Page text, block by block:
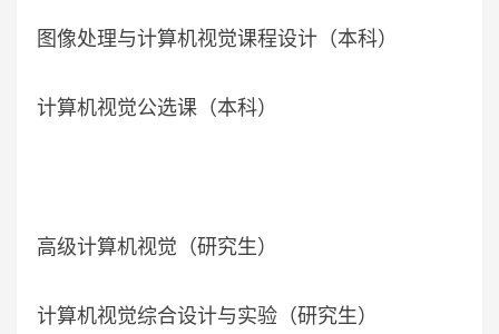
图像处理与计算机视觉课程设计（本科）
计算机视觉公选课（本科）
高级计算机视觉（研究生）
计算机视觉综合设计与实验（研究生）